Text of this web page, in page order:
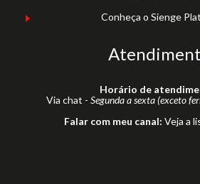
Conheça o Sienge
Horário de
Via chat - Segunda a sexta (exceto
Falar com meu canal: Veja a